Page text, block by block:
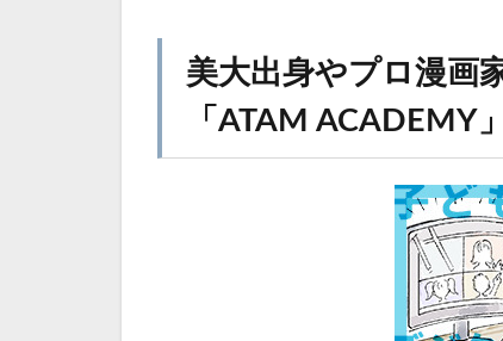
美大出身やプロ漫画
「ATAM ACADEMY」